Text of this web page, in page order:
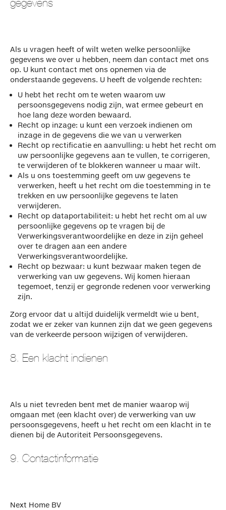
gegevens
Als u vragen heeft of wilt weten welke persoonlijke
gegevens we over u hebben, neem dan contact met ons
op. U kunt contact met ons opnemen via de
onderstaande gegevens. U heeft de volgende rechten:
U hebt het recht om te weten waarom uw
persoonsgegevens nodig zijn, wat ermee gebeurt en
hoe lang deze worden bewaard.
Recht op inzage: u kunt een verzoek indienen om
inzage in de gegevens die we van u verwerken
Recht op rectificatie en aanvulling: u hebt het recht om
uw persoonlijke gegevens aan te vullen, te corrigeren,
te verwijderen of te blokkeren wanneer u maar wilt.
Als u ons toestemming geeft om uw gegevens te
verwerken, heeft u het recht om die toestemming in te
trekken en uw persoonlijke gegevens te laten
verwijderen.
Recht op dataportabiliteit: u hebt het recht om al uw
persoonlijke gegevens op te vragen bij de
Verwerkingsverantwoordelijke en deze in zijn geheel
over te dragen aan een andere
Verwerkingsverantwoordelijke.
Recht op bezwaar: u kunt bezwaar maken tegen de
verwerking van uw gegevens. Wij komen hieraan
tegemoet, tenzij er gegronde redenen voor verwerking
zijn.
Zorg ervoor dat u altijd duidelijk vermeldt wie u bent,
zodat we er zeker van kunnen zijn dat we geen gegevens
van de verkeerde persoon wijzigen of verwijderen.
8. Een klacht indienen
Als u niet tevreden bent met de manier waarop wij
omgaan met (een klacht over) de verwerking van uw
persoonsgegevens, heeft u het recht om een klacht in te
dienen bij de Autoriteit Persoonsgegevens.
9. Contactinformatie
Next Home BV